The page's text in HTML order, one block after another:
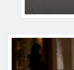
Redactie